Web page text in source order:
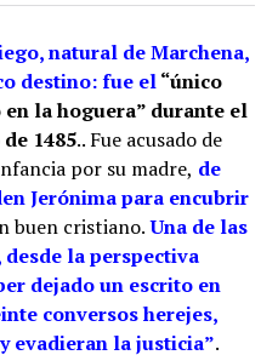
natural de Marchena,
destino: fue el“único
la hoguera” durante el
1485.. Fue acusado de
por su madre, de
Jerónima para encubrir
buen cristiano.Una de las
la perspectiva
dejado un escrito en
conversos herejes,
evadieran la justicia”.